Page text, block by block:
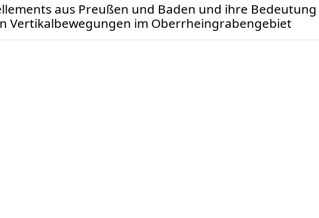
aus Preußen und Baden und ihre
Vertikalbewegungen im Oberrheingrabengebiet